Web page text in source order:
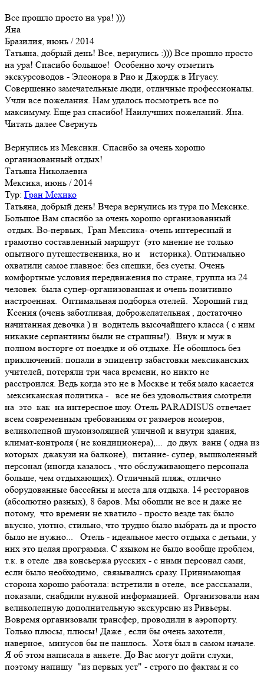
Все прошло просто на ура! )))
Яна
Бразилия, июнь / 2014
Татьяна, добрый день! Все, вернулись :))) Все прошло просто
на ура! Спасибо большое! Особенно хочу отметить
экскурсоводов - Элеонора в Рио и Джордж в Игуасу.
Совершенно замечательные люди, отличные профессионалы.
Учли все пожелания. Нам удалось посмотреть все по
максимуму. Еще раз спасибо! Наилучших пожеланий. Яна.
Читать далее Свернуть
Вернулись из Мексики. Спасибо за очень хорошо
организованный отдых!
Татьяна Николаевна
Мексика, июнь / 2014
Тур: Гран Мехико
Татьяна, добрый день! Вчера вернулись из тура по Мексике.
Большое Вам спасибо за очень хорошо организованный
отдых. Во-первых, Гран Мексика- очень интересный и
грамотно составленный маршрут (это мнение не только
опытного путешественника, но и историка). Оптимально
охватили самое главное: без спешки, без суеты. Очень
комфортные условия передвижения по стране, группа из 24
человек была супер-организованная и очень позитивно
настроенная. Оптимальная подборка отелей. Хороший гид
Ксения (очень заботливая, доброжелательная , достаточно
начитанная девочка ) и водитель высочайшего класса ( с ним
никакие серпантины были не страшны!). Внук и муж в
полном восторге от поездке и об отдыхе. Не обошлось без
приключений: попали в эпицентр забастовки мексиканских
учителей, потеряли три часа времени, но никто не
расстроился. Ведь когда это не в Москве и тебя мало касается
мексиканская политика - все не без удовольствия смотрели
на это как на интересное шоу. Отель PARADISUS отвечает
всем современным требованиям от размеров номеров,
великолепной шумоизоляцией уличной и внутри здания,
климат-контроля ( не кондиционера),... до двух ванн ( одна из
которых джакузи на балконе), питание- супер, вышколенный
персонал (иногда казалось , что обслуживающего персонала
больше, чем отдыхающих). Отличный пляж, отлично
оборудованные бассейны и места для отдыха. 14 ресторанов
(абсолютно разных), 8 баров. Мы обошли не все и даже не
потому, что времени не хватило - просто везде так было
вкусно, уютно, стильно, что трудно было выбрать да и просто
было не нужно... Отель - идеальное место отдыха с детьми, у
них это целая программа. С языком не было вообще проблем,
т.к. в отеле два консьержа русских - с ними персонал сами,
если было необходимо, связывались сразу. Принимающая
сторона хорошо работала: встретили в отеле, все рассказали,
показали, снабдили нужной информацией. Организовали нам
великолепную дополнительную экскурсию из Ривьеры.
Вовремя организовали трансфер, проводили в аэропорту.
Только плюсы, плюсы! Даже , если бы очень захотели,
наверное, минусов бы не нашлось. Хотя был в самом начале.
Я об этом написала в анкете. До Вас могут дойти слухи,
поэтому напишу "из первых уст" - строго по фактам и со